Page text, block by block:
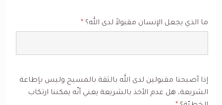
ما الذي يجعل الإنسان مقبولاً لدى الله؟ *
إذا أصبحنا مقبولين لدى الله بالثقة بالمسيح وليس بإطاعة
الشريعة، هل عدم الأخذ بالشريعة يعني أنّه يمكننا ارتكاب